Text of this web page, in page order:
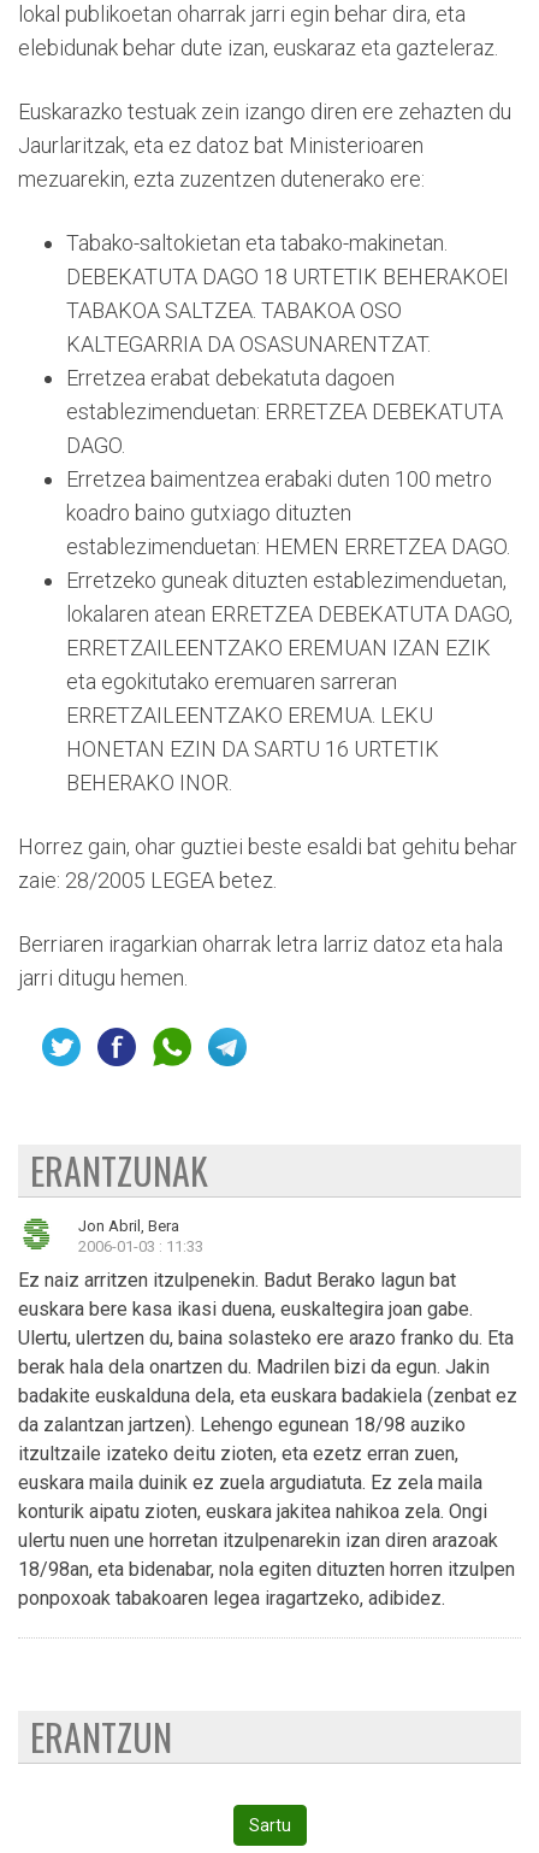
lokal publikoetan oharrak jarri egin behar dira, eta
elebidunak behar dute izan, euskaraz eta gazteleraz.
Euskarazko testuak zein izango diren ere zehazten du
Jaurlaritzak, eta ez datoz bat Ministerioaren
mezuarekin, ezta zuzentzen dutenerako ere:
Tabako-saltokietan eta tabako-makinetan.
DEBEKATUTA DAGO 18 URTETIK BEHERAKOEI
TABAKOA SALTZEA. TABAKOA OSO
KALTEGARRIA DA OSASUNARENTZAT.
Erretzea erabat debekatuta dagoen
establezimenduetan: ERRETZEA DEBEKATUTA
DAGO.
Erretzea baimentzea erabaki duten 100 metro
koadro baino gutxiago dituzten
establezimenduetan: HEMEN ERRETZEA DAGO.
Erretzeko guneak dituzten establezimenduetan,
lokalaren atean ERRETZEA DEBEKATUTA DAGO,
ERRETZAILEENTZAKO EREMUAN IZAN EZIK
eta egokitutako eremuaren sarreran
ERRETZAILEENTZAKO EREMUA. LEKU
HONETAN EZIN DA SARTU 16 URTETIK
BEHERAKO INOR.
Horrez gain, ohar guztiei beste esaldi bat gehitu behar
zaie: 28/2005 LEGEA betez.
Berriaren iragarkian oharrak letra larriz datoz eta hala
jarri ditugu hemen.
ERANTZUNAK
Jon Abril, Bera
2006-01-03 : 11:33
Ez naiz arritzen itzulpenekin. Badut Berako lagun bat
euskara bere kasa ikasi duena, euskaltegira joan gabe.
Ulertu, ulertzen du, baina solasteko ere arazo franko du. Eta
berak hala dela onartzen du. Madrilen bizi da egun. Jakin
badakite euskalduna dela, eta euskara badakiela (zenbat ez
da zalantzan jartzen). Lehengo egunean 18/98 auziko
itzultzaile izateko deitu zioten, eta ezetz erran zuen,
euskara maila duinik ez zuela argudiatuta. Ez zela maila
konturik aipatu zioten, euskara jakitea nahikoa zela. Ongi
ulertu nuen une horretan itzulpenarekin izan diren arazoak
18/98an, eta bidenabar, nola egiten dituzten horren itzulpen
ponpoxoak tabakoaren legea iragartzeko, adibidez.
ERANTZUN
Sartu